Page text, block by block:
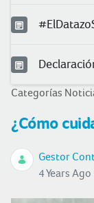
Categorías
¿Cómo
Gestor
4 Years